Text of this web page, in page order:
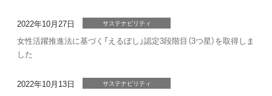
2022年10月27日 サステナビリティ
女性活躍推進法に基づく「えるぼし」認定3段階目（3つ星）を取得しま
した
2022年10月13日 サステナビリティ